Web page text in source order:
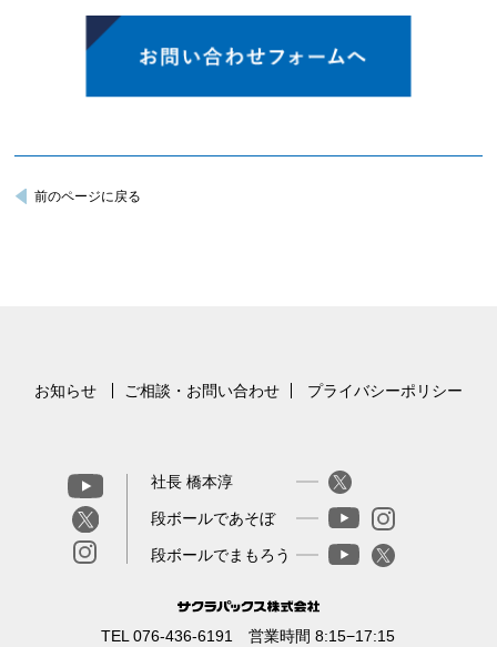
前のページに戻る
お知らせ ご相談・お問い合わせ プライバシーポリシー
社長 橋本淳
段ボールであそぼ
段ボールでまもろう
TEL 076-436-6191 営業時間 8:15−17:15